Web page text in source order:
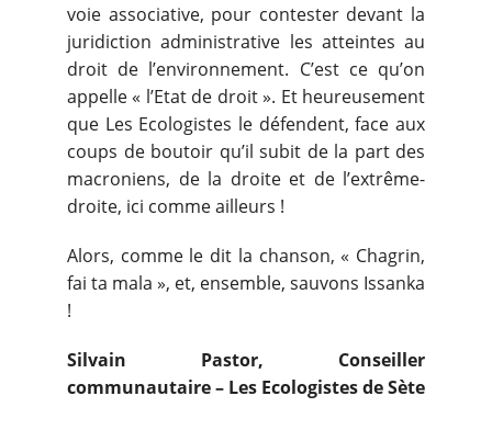
voie associative, pour contester devant la
juridiction administrative les atteintes au
droit de l’environnement. C’est ce qu’on
appelle « l’Etat de droit ». Et heureusement
que Les Ecologistes le défendent, face aux
coups de boutoir qu’il subit de la part des
macroniens, de la droite et de l’extrême-
droite, ici comme ailleurs !
Alors, comme le dit la chanson, « Chagrin,
fai ta mala », et, ensemble, sauvons Issanka
!
Silvain Pastor, Conseiller
communautaire – Les Ecologistes de Sète